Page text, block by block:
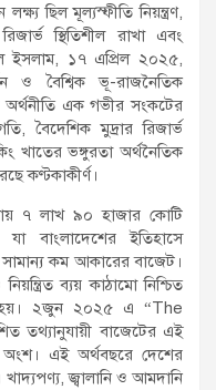
ছিল মূল্যস্ফীতি নিয়ন্ত্রণ,
স্থিতিশীল রাখা এবং
ইসলাম, ১৭ এপ্রিল ২০২৫,
ও বৈশ্বিক ভূ-রাজনৈতিক
অর্থনীতি এক গভীর সংকটের
বৈদেশিক মুদ্রার রিজার্ভ
খাতের ভঙ্গুরতা অর্থনৈতিক
কণ্টকাকীর্ণ।
৭ লাখ ৯০ হাজার কোটি
বাংলাদেশের ইতিহাসে
কম আকারের বাজেট।
ব্যয় কাঠামো নিশ্চিত
২জুন ২০২৫ এ “The
তথ্যানুযায়ী বাজেটের এই
এই অর্থবছরে দেশের
জ্বালানি ও আমদানি